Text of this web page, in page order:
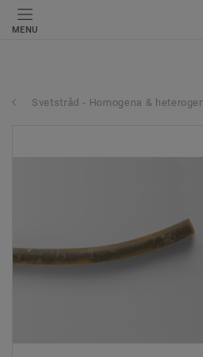
MENU
Svetstråd - Homogena &